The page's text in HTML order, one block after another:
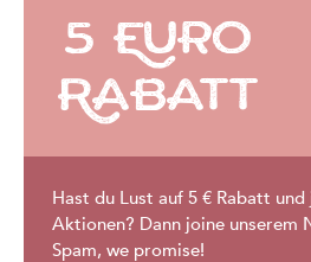
5 Euro
Rabatt
Hast du Lust auf 5 € Rabatt
Aktionen? Dann joine unserem
Spam, we promise!